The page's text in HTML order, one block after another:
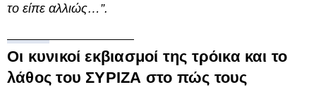
το είπε αλλιώς…”.
Οι κυνικοί εκβιασμοί της τρόικα και το
λάθος του ΣΥΡΙΖΑ στο πώς τους